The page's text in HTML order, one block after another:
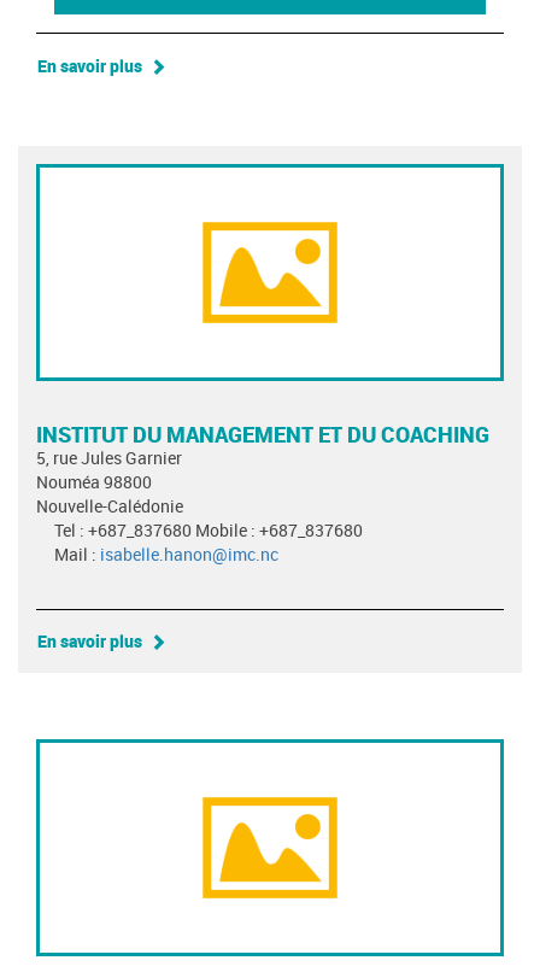
En savoir plus
INSTITUT DU MANAGEMENT ET DU COACHING
5, rue Jules Garnier
Nouméa 98800
Nouvelle-Calédonie
Tel : +687_837680 Mobile : +687_837680
Mail : isabelle.hanon@imc.nc
En savoir plus